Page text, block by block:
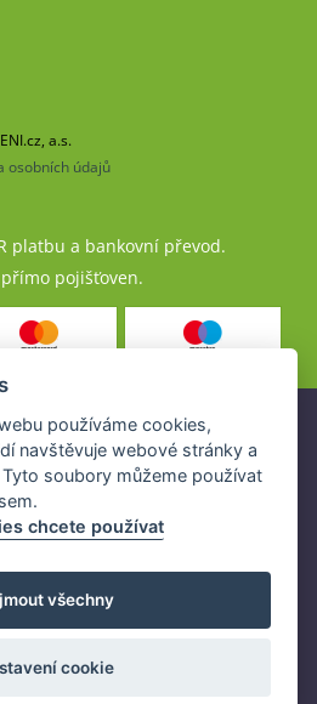
a.s.
osobních údajů
platbu a bankovní převod.
pojišťoven.
jsou nabízeny společností
na základě platné licence České
banky (ČNB).
a.s. poskytovat
používáme cookies,
navštěvuje webové stránky a
soubory můžeme používat
chcete používat
všechny
cookie